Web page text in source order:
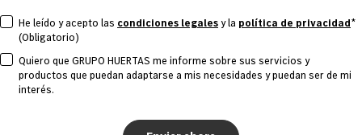
ACEPTA
CONDICIONES
He leído y acepto las condiciones legalesy la política de privacidad*
(Obligatorio)
ACEPTA
PROMOCIONES
Quiero que GRUPO HUERTAS me informe sobre sus servicios y
productos que puedan adaptarse a mis necesidades y puedan ser de mi
interés.